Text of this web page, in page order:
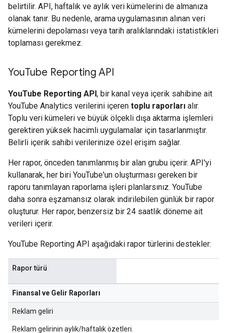
belirtilir. API, haftalık ve aylık veri kümelerini de almanıza
olanak tanır. Bu nedenle, arama uygulamasının alınan veri
kümelerini depolaması veya tarih aralıklarındaki istatistikleri
toplaması gerekmez.
YouTube Reporting API
YouTube Reporting API, bir kanal veya içerik sahibine ait
YouTube Analytics verilerini içeren toplu raporları alır.
Toplu veri kümeleri ve büyük ölçekli dışa aktarma işlemleri
gerektiren yüksek hacimli uygulamalar için tasarlanmıştır.
Belirli içerik sahibi verilerinize özel erişim sağlar.
Her rapor, önceden tanımlanmış bir alan grubu içerir. API'yi
kullanarak, her biri YouTube'un oluşturması gereken bir
raporu tanımlayan raporlama işleri planlarsınız. YouTube
daha sonra eşzamansız olarak indirilebilen günlük bir rapor
oluşturur. Her rapor, benzersiz bir 24 saatlik döneme ait
verileri içerir.
YouTube Reporting API aşağıdaki rapor türlerini destekler:
Rapor türü
Finansal ve Gelir Raporları
Reklam geliri
Reklam gelirinin aylık/haftalık özetleri.